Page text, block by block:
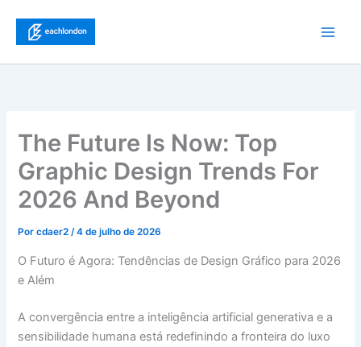
conteúdo
The Future Is Now: Top
Graphic Design Trends For
2026 And Beyond
Porcdaer2/4 de julho de 2026
O Futuro é Agora: Tendências de Design Gráfico para 2026
e Além
A convergência entre a inteligência artificial generativa e a
sensibilidade humana está redefinindo a fronteira do luxo